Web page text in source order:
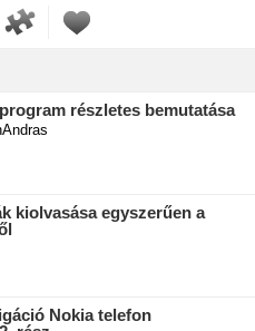
részletes bemutatása
kiolvasása egyszerűen a
Nokia telefon